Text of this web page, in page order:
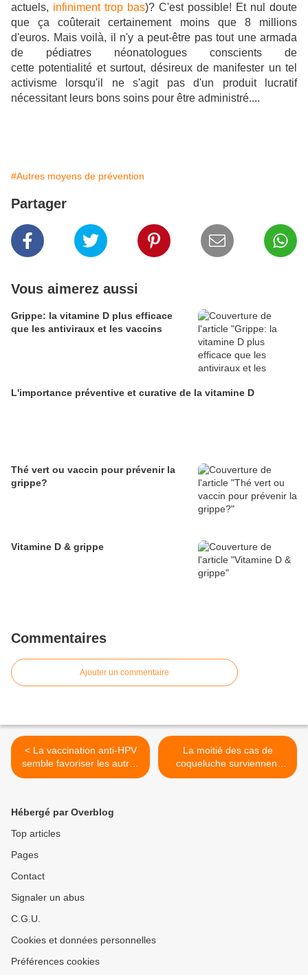
actuels, infiniment trop bas)? C'est possible! Et nul doute
que ça coûterait certainement moins que 8 millions
d'euros. Mais voilà, il n'y a peut-être pas tout une armada
de pédiatres néonatologues conscients de
cette potentialité et surtout, désireux de manifester un tel
activisme lorsqu'il ne s'agit pas d'un produit lucratif
nécessitant leurs bons soins pour être administré....
#Autres moyens de prévention
Partager
Vous aimerez aussi
Grippe: la vitamine D plus efficace
que les antiviraux et les vaccins
L'importance préventive et curative de la vitamine D
Thé vert ou vaccin pour prévenir la
grippe?
Vitamine D & grippe
Commentaires
Ajouter un commentaire
< La vaccination anti-HPV
semble favoriser les autres
souches
La moitié des cas de
coqueluche surviennent
chez des sujets vaccinés >
Hébergé par Overblog
Top articles
Pages
Contact
Signaler un abus
C.G.U.
Cookies et données personnelles
Préférences cookies